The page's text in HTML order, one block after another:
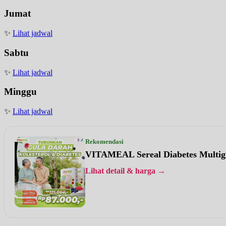
Jumat
✨ Lihat jadwal
Sabtu
✨ Lihat jadwal
Minggu
✨ Lihat jadwal
Rekomendasi
VITAMEAL Sereal Diabetes
Lihat detail & harga →